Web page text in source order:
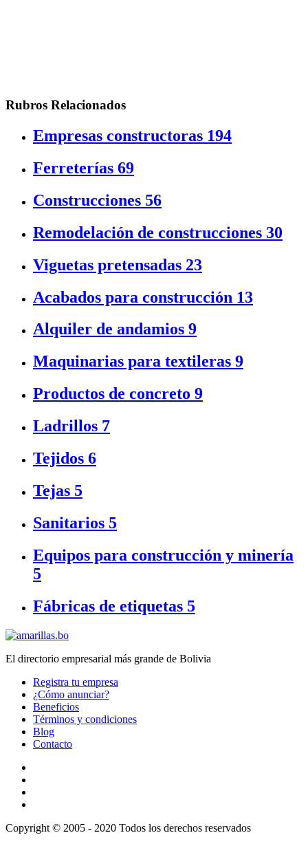
Rubros Relacionados
Empresas constructoras 194
Ferreterías 69
Construcciones 56
Remodelación de construcciones 30
Viguetas pretensadas 23
Acabados para construcción 13
Alquiler de andamios 9
Maquinarias para textileras 9
Productos de concreto 9
Ladrillos 7
Tejidos 6
Tejas 5
Sanitarios 5
Equipos para construcción y minería
5
Fábricas de etiquetas 5
El directorio empresarial más grande de Bolivia
Registra tu empresa
¿Cómo anunciar?
Beneficios
Términos y condiciones
Blog
Contacto
Copyright © 2005 - 2020 Todos los derechos reservados